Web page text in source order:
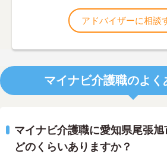
アドバイザーに相談
マイナビ介護職のよく
マイナビ介護職に愛知県尾張
どのくらいありますか？